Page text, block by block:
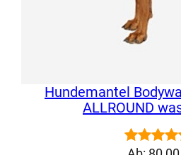
Hundemantel
ALLROUND